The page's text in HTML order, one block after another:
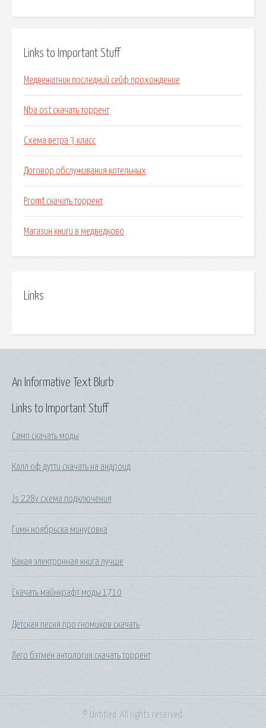
Links to Important Stuff
Медвежатник последний сейф прохождение
Nba ost скачать торрент
Схема ветра 3 класс
Договор обслуживания котельных
Promt скачать торрент
Магазин книги в медведково
Links
Links to Important Stuff
Самп скачать моды
Калл оф дутти скачать на андроид
Js 228v схема подключения
Гимн ноябрьска минусовка
Какая электронная книга лучше
Скачать майнкрафт моды 1710
Детская песня про гномиков скачать
Лего бэтмен антология скачать торрент
An Informative Text Blurb
© Untitled. All rights reserved.